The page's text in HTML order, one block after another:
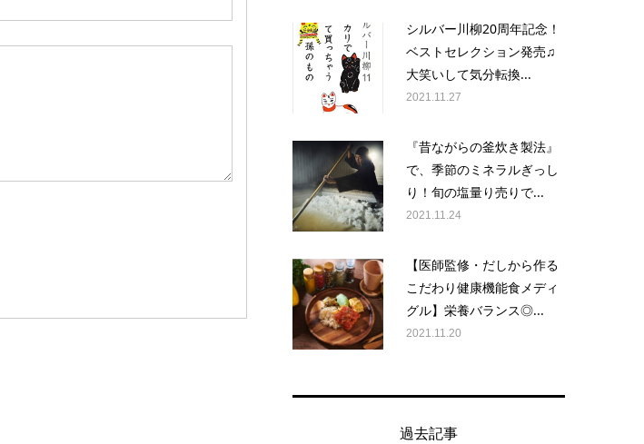
シルバー川柳20周年記念！
ベストセレクション発売♫
大笑いして気分転換...
2021.11.27
『昔ながらの釜炊き製法』
で、季節のミネラルぎっし
り！旬の塩量り売りで...
2021.11.24
【医師監修・だしから作る
こだわり健康機能食メディ
グル】栄養バランス◎...
2021.11.20
過去記事